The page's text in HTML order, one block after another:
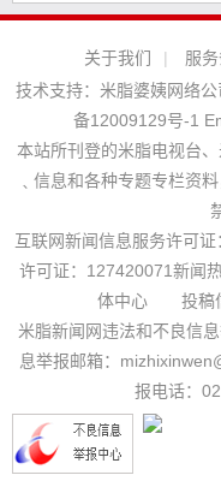
关于我们 | 服
技术支持： 米脂婆姨网络公
备12009129号-1
本站所刊登的米脂电视台
﹑信息和各种专题专栏资
互联网新闻信息服务许可
许可证：127420071新闻
体中心 投稿信
米脂新闻网违法和不良信
息举报邮箱：
报电话：